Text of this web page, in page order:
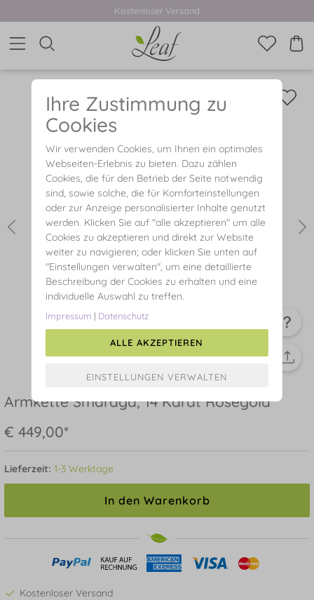
Kostenloser Versand
Armkette Smaragd, 14 Karat Rosegold
€ 449,00*
Lieferzeit: 1-3 Werktage
In den Warenkorb
Kostenloser Versand
Ihre Zustimmung zu
Cookies
Wir verwenden Cookies, um Ihnen ein optimales
Webseiten-Erlebnis zu bieten. Dazu zählen
Cookies, die für den Betrieb der Seite notwendig
sind, sowie solche, die für Komforteinstellungen
oder zur Anzeige personalisierter Inhalte genutzt
werden. Klicken Sie auf "alle akzeptieren" um alle
Cookies zu akzeptieren und direkt zur Website
weiter zu navigieren; oder klicken Sie unten auf
"Einstellungen verwalten", um eine detaillierte
Beschreibung der Cookies zu erhalten und eine
individuelle Auswahl zu treffen.
Impressum | Datenschutz
ALLE AKZEPTIEREN